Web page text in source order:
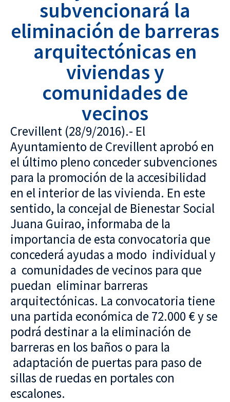
subvencionará la
eliminación de barreras
arquitectónicas en
viviendas y
comunidades de
vecinos
Crevillent (28/9/2016).- El
Ayuntamiento de Crevillent aprobó en
el último pleno conceder subvenciones
para la promoción de la accesibilidad
en el interior de las vivienda. En este
sentido, la concejal de Bienestar Social
Juana Guirao, informaba de la
importancia de esta convocatoria que
concederá ayudas a modo individual y
a comunidades de vecinos para que
puedan eliminar barreras
arquitectónicas. La convocatoria tiene
una partida económica de 72.000 € y se
podrá destinar a la eliminación de
barreras en los baños o para la
adaptación de puertas para paso de
sillas de ruedas en portales con
escalones.